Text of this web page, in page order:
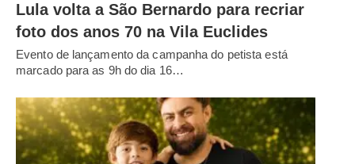
Lula volta a São Bernardo para recriar
foto dos anos 70 na Vila Euclides
Evento de lançamento da campanha do petista está
marcado para as 9h do dia 16…